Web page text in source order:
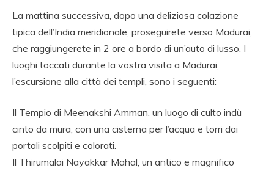
La mattina successiva, dopo una deliziosa colazione
tipica dell’India meridionale, proseguirete verso Madurai,
che raggiungerete in 2 ore a bordo di un’auto di lusso. I
luoghi toccati durante la vostra visita a Madurai,
l’escursione alla città dei templi, sono i seguenti:
Il Tempio di Meenakshi Amman, un luogo di culto indù
cinto da mura, con una cisterna per l’acqua e torri dai
portali scolpiti e colorati.
Il Thirumalai Nayakkar Mahal, un antico e magnifico